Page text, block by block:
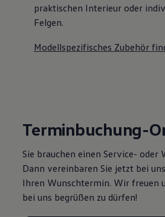
praktischen Interieur oder
Felgen.
Modellspezifisches Zubehör
Terminbuchung-
Sie brauchen einen Service- oder
Dann vereinbaren Sie jetzt bei
Ihren Wunschtermin. Wir freuen
bei uns begrüßen zu dürfen!